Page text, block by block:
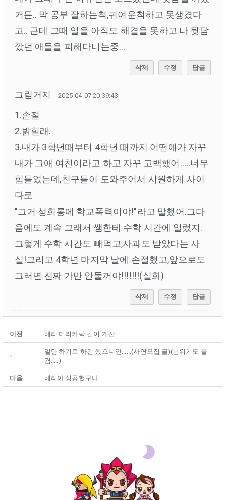
거든.. 막 공부 잘하는척,귀여운척하고 못생겼다
고.. 근데 그때 일을 아직도 해결을 못하고 나 뒷담
깠던 애들을 피해다니는중...
삭제 수정 답글
그림거지 2025-04-07 20:39:43
1.손절
2.밝힐래.
3.내가 3학년때부터 4학년 때까지 어떤얘가 자꾸
내가 그애 여친이라고 하고 자꾸 고백했어.....너무
힘들었는데,친구들이 도와주어서 시원하게 사이
다로
"그거 성희롱에 학교폭력이야!"라고 말했어.그다
음에도 계속 그래서 쌤한테 수학 시간에 일렀지.
그렇게 수학 시간도 빼먹고,사과도 받았다는 사
실!그리고 4학년 마지막 날에 손절했고,앞으로도
그러면 진짜 가만 안둘꺼야!!!!!!!(실화)
삭제 수정 답글
이전 해리 머리카락 길이 계산
-
일단 하기로 하긴 했으니깐......(사연모집 글)(분위기도 풀
겸.....)
다음 해리야 성공했구나...